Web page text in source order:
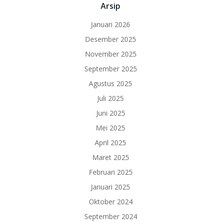
Arsip
Januari 2026
Desember 2025
November 2025
September 2025
Agustus 2025
Juli 2025
Juni 2025
Mei 2025
April 2025
Maret 2025
Februari 2025
Januari 2025
Oktober 2024
September 2024